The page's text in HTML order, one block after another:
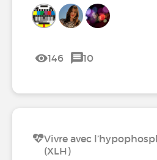
146 10
Vivre avec
(XLH)